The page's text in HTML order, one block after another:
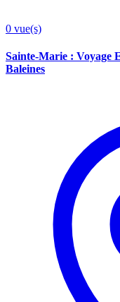
0 vue(s)
Sainte-Marie : Voyage
Baleines